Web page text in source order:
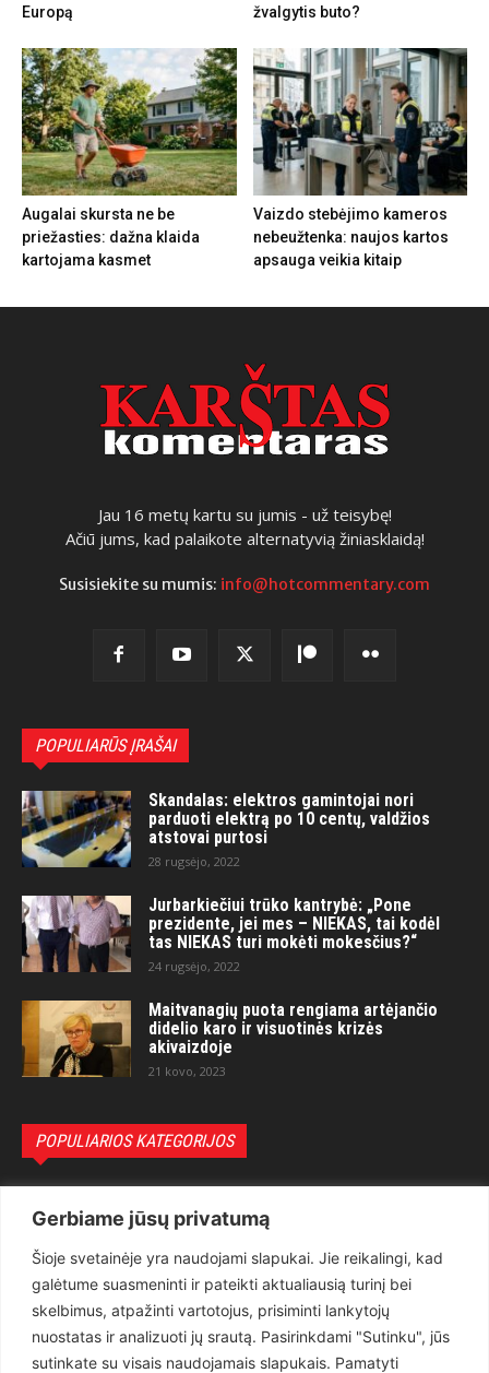
Gerbiame jūsų privatumą
Šioje svetainėje yra naudojami slapukai. Jie reikalingi, kad
galėtume suasmeninti ir pateikti aktualiausią turinį bei
skelbimus, atpažinti vartotojus, prisiminti lankytojų
nuostatas ir analizuoti jų srautą. Pasirinkdami "Sutinku", jūs
sutinkate su visais naudojamais slapukais. Pamatyti
Europą
žvalgytis buto?
Augalai skursta ne be
priežasties: dažna klaida
kartojama kasmet
Vaizdo stebėjimo kameros
nebeužtenka: naujos kartos
apsauga veikia kitaip
Jau 16 metų kartu su jumis - už teisybę!
Ačiū jums, kad palaikote alternatyvią žiniasklaidą!
Susisiekite su mumis: info@hotcommentary.com
POPULIARŪS ĮRAŠAI
Skandalas: elektros gamintojai nori
parduoti elektrą po 10 centų, valdžios
atstovai purtosi
28 rugsėjo, 2022
Jurbarkiečiui trūko kantrybė: „Pone
prezidente, jei mes – NIEKAS, tai kodėl
tas NIEKAS turi mokėti mokesčius?“
24 rugsėjo, 2022
Maitvanagių puota rengiama artėjančio
didelio karo ir visuotinės krizės
akivaizdoje
21 kovo, 2023
POPULIARIOS KATEGORIJOS
Teisėsauga
1497
Aktualu
Lietuva
619
Pasaulis